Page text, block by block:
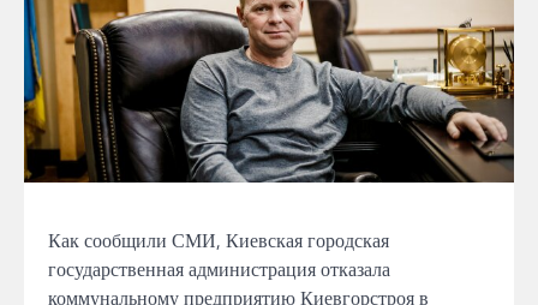
Как сообщили СМИ, Киевская городская
государственная администрация отказала
коммунальному предприятию Киевгорстроя в